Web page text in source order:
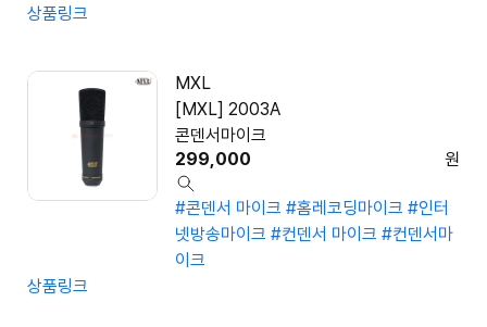
상품링크
MXL
[MXL] 2003A
콘덴서마이크
299,000
원
#콘덴서 마이크 #홈레코딩마이크 #인터
넷방송마이크 #컨덴서 마이크 #컨덴서마
이크
상품링크